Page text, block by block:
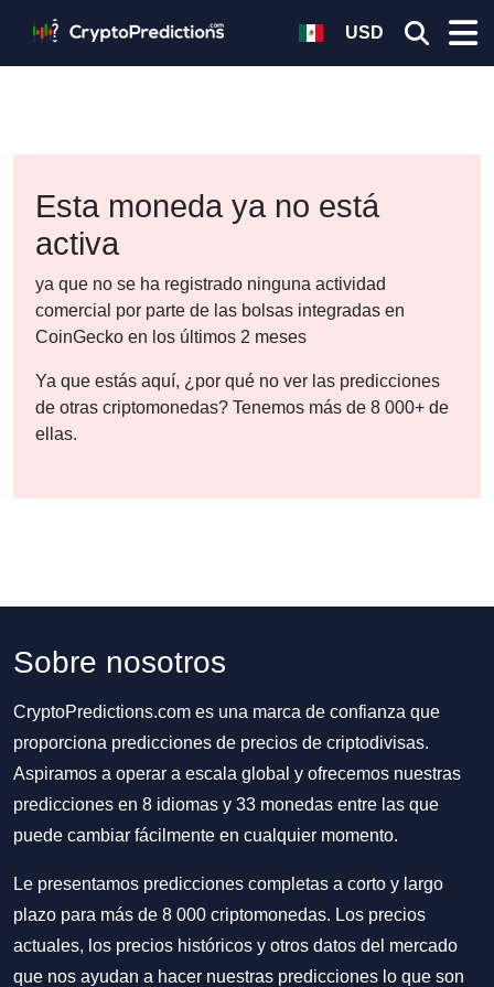
USD
Esta moneda ya no está
activa
ya que no se ha registrado ninguna actividad
comercial por parte de las bolsas integradas en
CoinGecko en los últimos 2 meses
Ya que estás aquí, ¿por qué no ver las predicciones
de otras criptomonedas? Tenemos más de 8 000+ de
ellas.
Sobre nosotros
CryptoPredictions.com es una marca de confianza que
proporciona predicciones de precios de criptodivisas.
Aspiramos a operar a escala global y ofrecemos nuestras
predicciones en 8 idiomas y 33 monedas entre las que
puede cambiar fácilmente en cualquier momento.
Le presentamos predicciones completas a corto y largo
plazo para más de 8 000 criptomonedas. Los precios
actuales, los precios históricos y otros datos del mercado
que nos ayudan a hacer nuestras predicciones lo que son